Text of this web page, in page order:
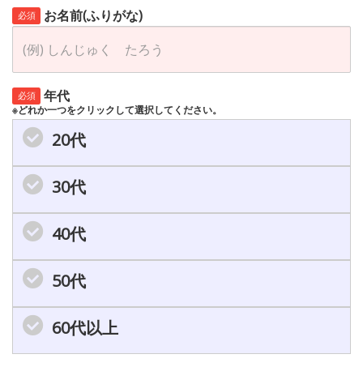
必須 お名前(ふりがな)
必須 年代
※どれか一つをクリックして選択してください。
20代
30代
40代
50代
60代以上